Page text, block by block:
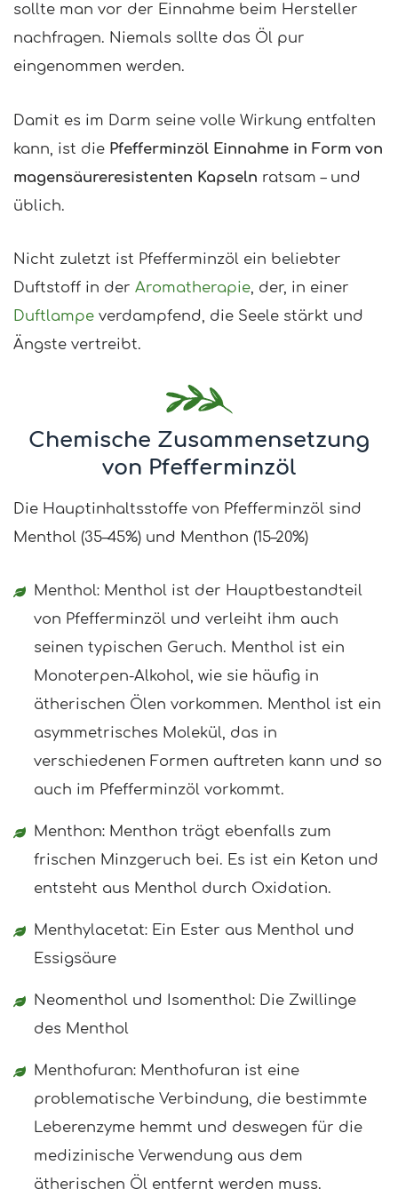
sollte man vor der Einnahme beim Hersteller
nachfragen. Niemals sollte das Öl pur
eingenommen werden.
Damit es im Darm seine volle Wirkung entfalten
kann, ist die Pfefferminzöl Einnahme in Form von
magensäureresistenten Kapseln ratsam – und
üblich.
Nicht zuletzt ist Pfefferminzöl ein beliebter
Duftstoff in der Aromatherapie, der, in einer
Duftlampe verdampfend, die Seele stärkt und
Ängste vertreibt.
Chemische Zusammensetzung
von Pfefferminzöl
Die Hauptinhaltsstoffe von Pfefferminzöl sind
Menthol (35–45%) und Menthon (15–20%)
Menthol: Menthol ist der Hauptbestandteil
von Pfefferminzöl und verleiht ihm auch
seinen typischen Geruch. Menthol ist ein
Monoterpen-Alkohol, wie sie häufig in
ätherischen Ölen vorkommen. Menthol ist ein
asymmetrisches Molekül, das in
verschiedenen Formen auftreten kann und so
auch im Pfefferminzöl vorkommt.
Menthon: Menthon trägt ebenfalls zum
frischen Minzgeruch bei. Es ist ein Keton und
entsteht aus Menthol durch Oxidation.
Menthylacetat: Ein Ester aus Menthol und
Essigsäure
Neomenthol und Isomenthol: Die Zwillinge
des Menthol
Menthofuran: Menthofuran ist eine
problematische Verbindung, die bestimmte
Leberenzyme hemmt und deswegen für die
medizinische Verwendung aus dem
ätherischen Öl entfernt werden muss.